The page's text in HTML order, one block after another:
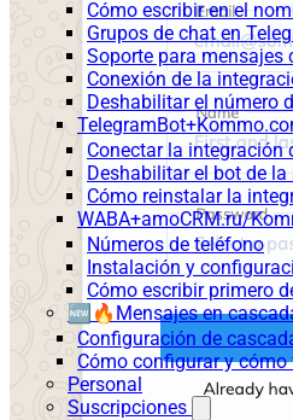
Cómo escribir en el
Grupos de chat en
Soporte para mensajes
Conexión de la
Deshabilitar el número
Conectar la integración
Deshabilitar el bot de
Cómo reinstalar la
WABA+amoCRM.ru/
Números de teléfono
Instalación y
Cómo escribir primero
🆕🔥Mensajes en
Configuración de
Cómo configurar y
Personal
Suscripciones